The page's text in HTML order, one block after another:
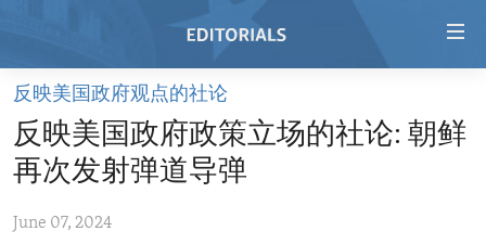
Skip
main
content
to
HOME
VIDEO
REGIONS
反映美国政府观点的社论
反映美国政府政策立场的社论: 朝鲜
再次发射弹道导弹
June 07, 2024